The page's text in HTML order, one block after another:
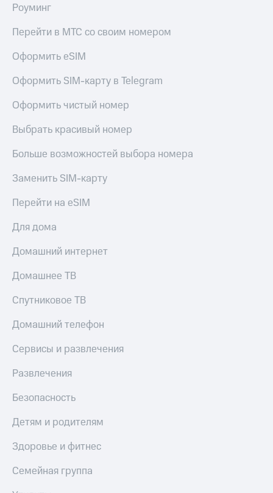
Роуминг
Перейти в МТС со своим номером
Оформить eSIM
Оформить SIM-карту в Telegram
Оформить чистый номер
Выбрать красивый номер
Больше возможностей выбора номера
Заменить SIM-карту
Перейти на eSIM
Для дома
Домашний интернет
Домашнее ТВ
Спутниковое ТВ
Домашний телефон
Сервисы и развлечения
Развлечения
Безопасность
Детям и родителям
Здоровье и фитнес
Семейная группа